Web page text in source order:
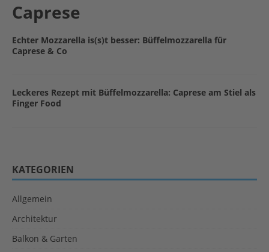
Caprese
Echter Mozzarella is(s)t besser: Büffelmozzarella für
Caprese & Co
Leckeres Rezept mit Büffelmozzarella: Caprese am Stiel als
Finger Food
KATEGORIEN
Allgemein
Architektur
Balkon & Garten